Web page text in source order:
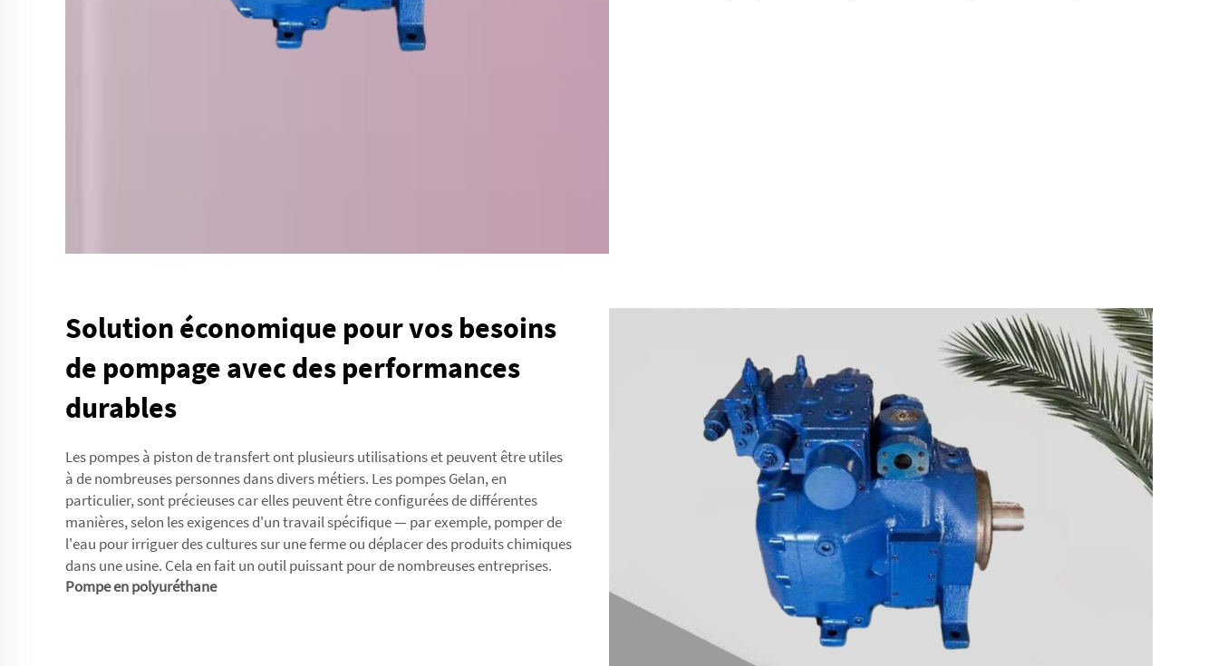
Solution économique pour vos besoins
de pompage avec des performances
durables
Les pompes à piston de transfert ont plusieurs utilisations et peuvent être utiles
à de nombreuses personnes dans divers métiers. Les pompes Gelan, en
particulier, sont précieuses car elles peuvent être configurées de différentes
manières, selon les exigences d'un travail spécifique — par exemple, pomper de
l'eau pour irriguer des cultures sur une ferme ou déplacer des produits chimiques
dans une usine. Cela en fait un outil puissant pour de nombreuses entreprises.
Pompe en polyuréthane